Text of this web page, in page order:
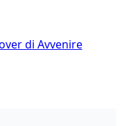
di Avvenire